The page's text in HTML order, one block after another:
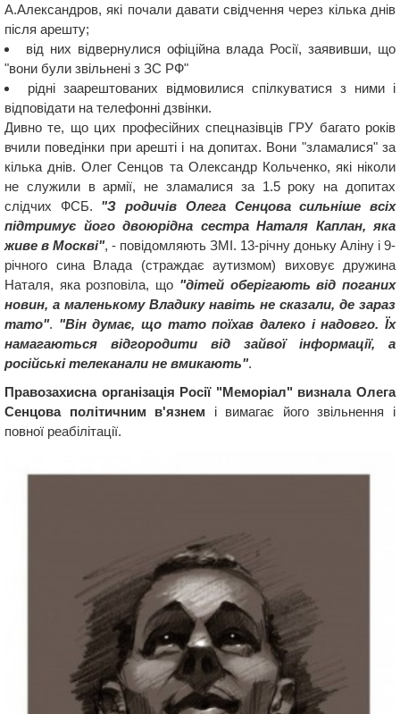
А.Александров, які почали давати свідчення через кілька днів
після арешту;
від них відвернулися офіційна влада Росії, заявивши, що
"вони були звільнені з ЗС РФ"
рідні заарештованих відмовилися спілкуватися з ними і
відповідати на телефонні дзвінки.
Дивно те, що цих професійних спецназівців ГРУ багато років
вчили поведінки при арешті і на допитах. Вони "зламалися" за
кілька днів. Олег Сенцов та Олександр Кольченко, які ніколи
не служили в армії, не зламалися за 1.5 року на допитах
слідчих ФСБ. "З родичів Олега Сенцова сильніше всіх
підтримує його двоюрідна сестра Наталя Каплан, яка
живе в Москві", - повідомляють ЗМІ. 13-річну доньку Аліну і 9-
річного сина Влада (страждає аутизмом) виховує дружина
Наталя, яка розповіла, що "дітей оберігають від поганих
новин, а маленькому Владику навіть не сказали, де зараз
тато". "Він думає, що тато поїхав далеко і надовго. Їх
намагаються відгородити від зайвої інформації, а
російські телеканали не вмикають".
Правозахисна організація Росії "Меморіал" визнала Олега
Сенцова політичним в'язнем і вимагає його звільнення і
повної реабілітації.